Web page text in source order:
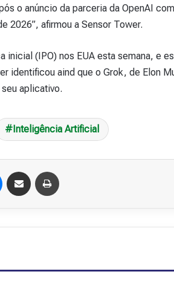
o anúncio da parceria da OpenAI
2026”, afirmou a Sensor Tower.
(IPO) nos EUA esta semana, e
identificou aind que o Grok, de Elon
aplicativo.
Inteligência Artificial
Messenger
Compartilhar via e-mail